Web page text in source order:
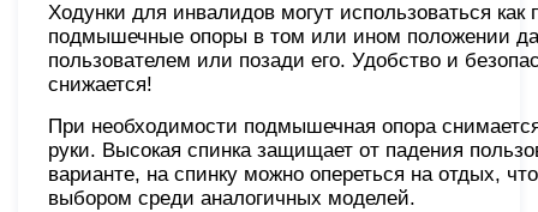
Ходунки для инвалидов могут использоваться
подмышечные опоры в том или ином положении
пользователем или позади его. Удобство и
снижается!
При необходимости подмышечная опора
руки. Высокая спинка защищает от падения
варианте, на спинку можно опереться на отдых,
выбором среди аналогичных моделей.